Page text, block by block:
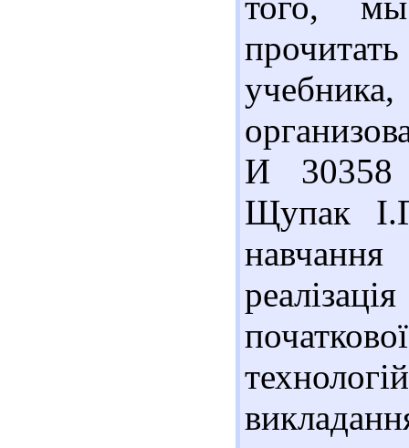
И 30358
Щупак